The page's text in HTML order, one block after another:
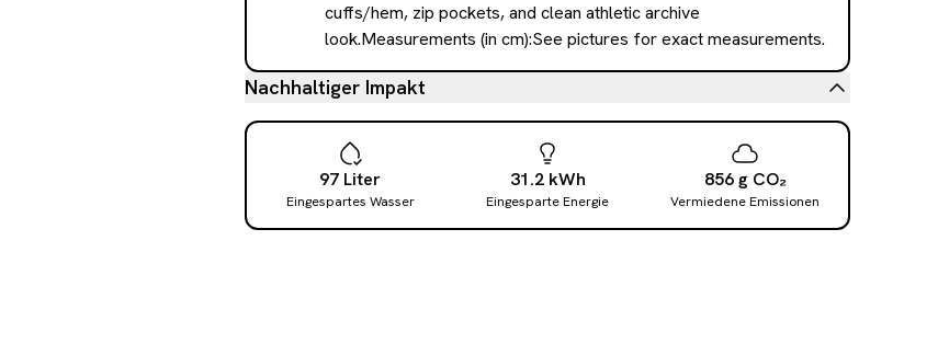
cuffs/hem, zip pockets, and clean athletic archive
look.Measurements (in cm):See pictures for exact measurements.
Nachhaltiger Impakt
97 Liter
Eingespartes Wasser
31.2 kWh
Eingesparte Energie
856g CO₂
Vermiedene Emissionen